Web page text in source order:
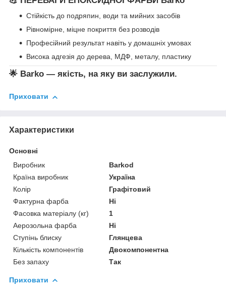
Стійкість до подряпин, води та мийних засобів
Рівномірне, міцне покриття без розводів
Професійний результат навіть у домашніх умовах
Висока адгезія до дерева, МДФ, металу, пластику
🌟 Barko — якість, на яку ви заслужили.
Приховати
Характеристики
Основні
Виробник
Barkod
Країна виробник
Україна
Колір
Графітовий
Фактурна фарба
Ні
Фасовка матеріалу (кг)
1
Аерозольна фарба
Ні
Ступінь блиску
Глянцева
Кількість компонентів
Двокомпонентна
Без запаху
Так
Приховати